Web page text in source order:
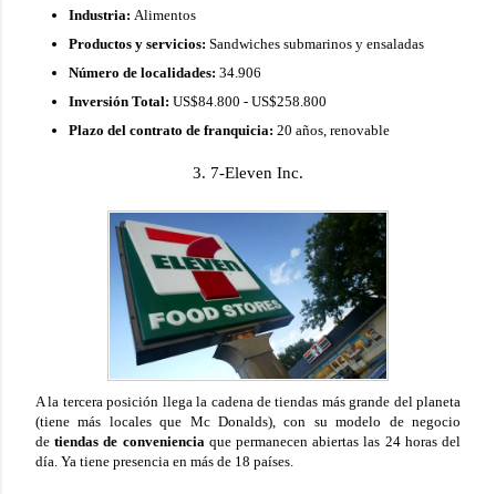
Industria: Alimentos
Productos y servicios: Sandwiches submarinos y ensaladas
Número de localidades: 34.906
Inversión Total: US$84.800 - US$258.800
Plazo del contrato de franquicia: 20 años, renovable
3. 7-Eleven Inc.
A la tercera posición llega la cadena de tiendas más grande del planeta
(tiene más locales que Mc Donalds), con su modelo de negocio
detiendas de conveniencia que permanecen abiertas las 24 horas del
día. Ya tiene presencia en más de 18 países.